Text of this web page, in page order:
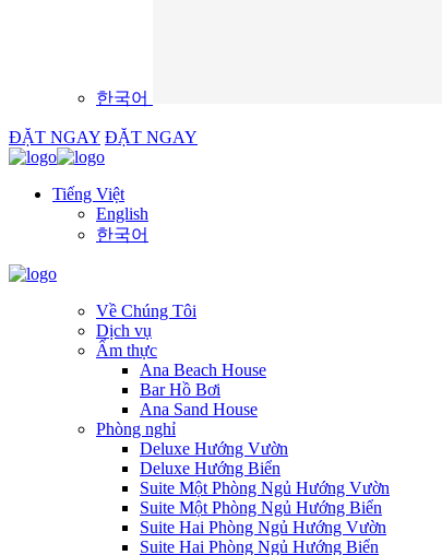
한국어
ĐẶT NGAY ĐẶT NGAY
Tiếng Việt
English
한국어
Về Chúng Tôi
Dịch vụ
Ẩm thực
Ana Beach House
Bar Hồ Bơi
Ana Sand House
Phòng nghỉ
Deluxe Hướng Vườn
Deluxe Hướng Biển
Suite Một Phòng Ngủ Hướng Vườn
Suite Một Phòng Ngủ Hướng Biển
Suite Hai Phòng Ngủ Hướng Vườn
Suite Hai Phòng Ngủ Hướng Biển